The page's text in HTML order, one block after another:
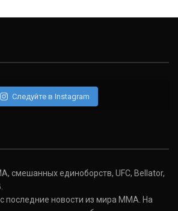
Следуйте в Instagram
смешанных единоборств, UFC, Bellator,
последние новости из мира ММА. На